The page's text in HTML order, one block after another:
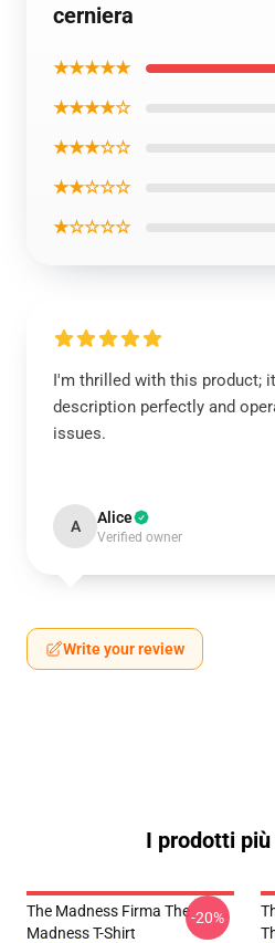
cerniera
★★★★★
★★★★☆
★★★☆☆
★★☆☆☆
★☆☆☆☆
I'm thrilled with this product;
description perfectly and
issues.
A Alice
Verified owner
Write your review
I prodotti
The Madness Firma The
Madness T-Shirt
-20%